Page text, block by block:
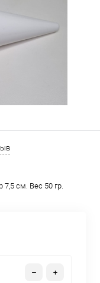
7,5 см. Вес 50 гр.